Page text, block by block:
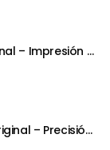
Tóner HP 230X Yellow Original – Impresión Láser a Todo Color con Eficiencia y Precisión
Tóner HP 230X Magenta Original – Precisión, Color y Tecnología Avanzada